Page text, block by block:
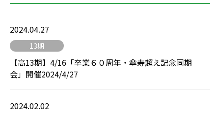
2024.04.27
13期
【高13期】4/16「卒業６０周年・傘寿超え記念同期
会」開催2024/4/27
2024.02.02